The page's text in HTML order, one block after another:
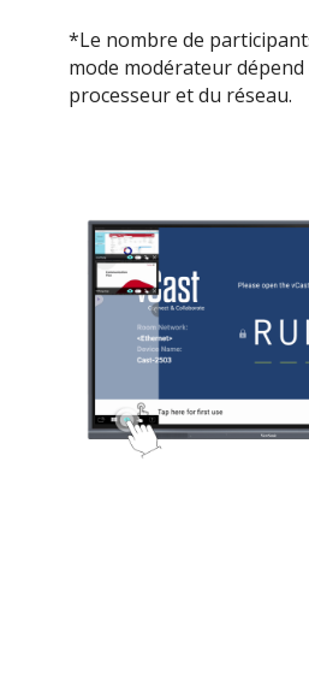
*Le nombre de
mode modérateur
processeur et du réseau.